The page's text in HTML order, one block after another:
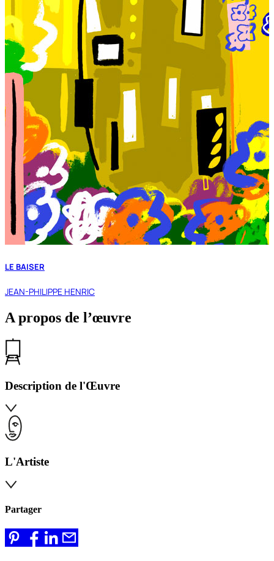
LE BAISER
JEAN-PHILIPPE HENRIC
A propos de l’œuvre
Description de l'Œuvre
L'Artiste
Partager